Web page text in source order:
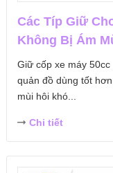
Các Típ Giữ
Không Bị Ám
Giữ cốp xe máy
quản đồ dùng tốt
mùi hôi khó...
Chi tiết